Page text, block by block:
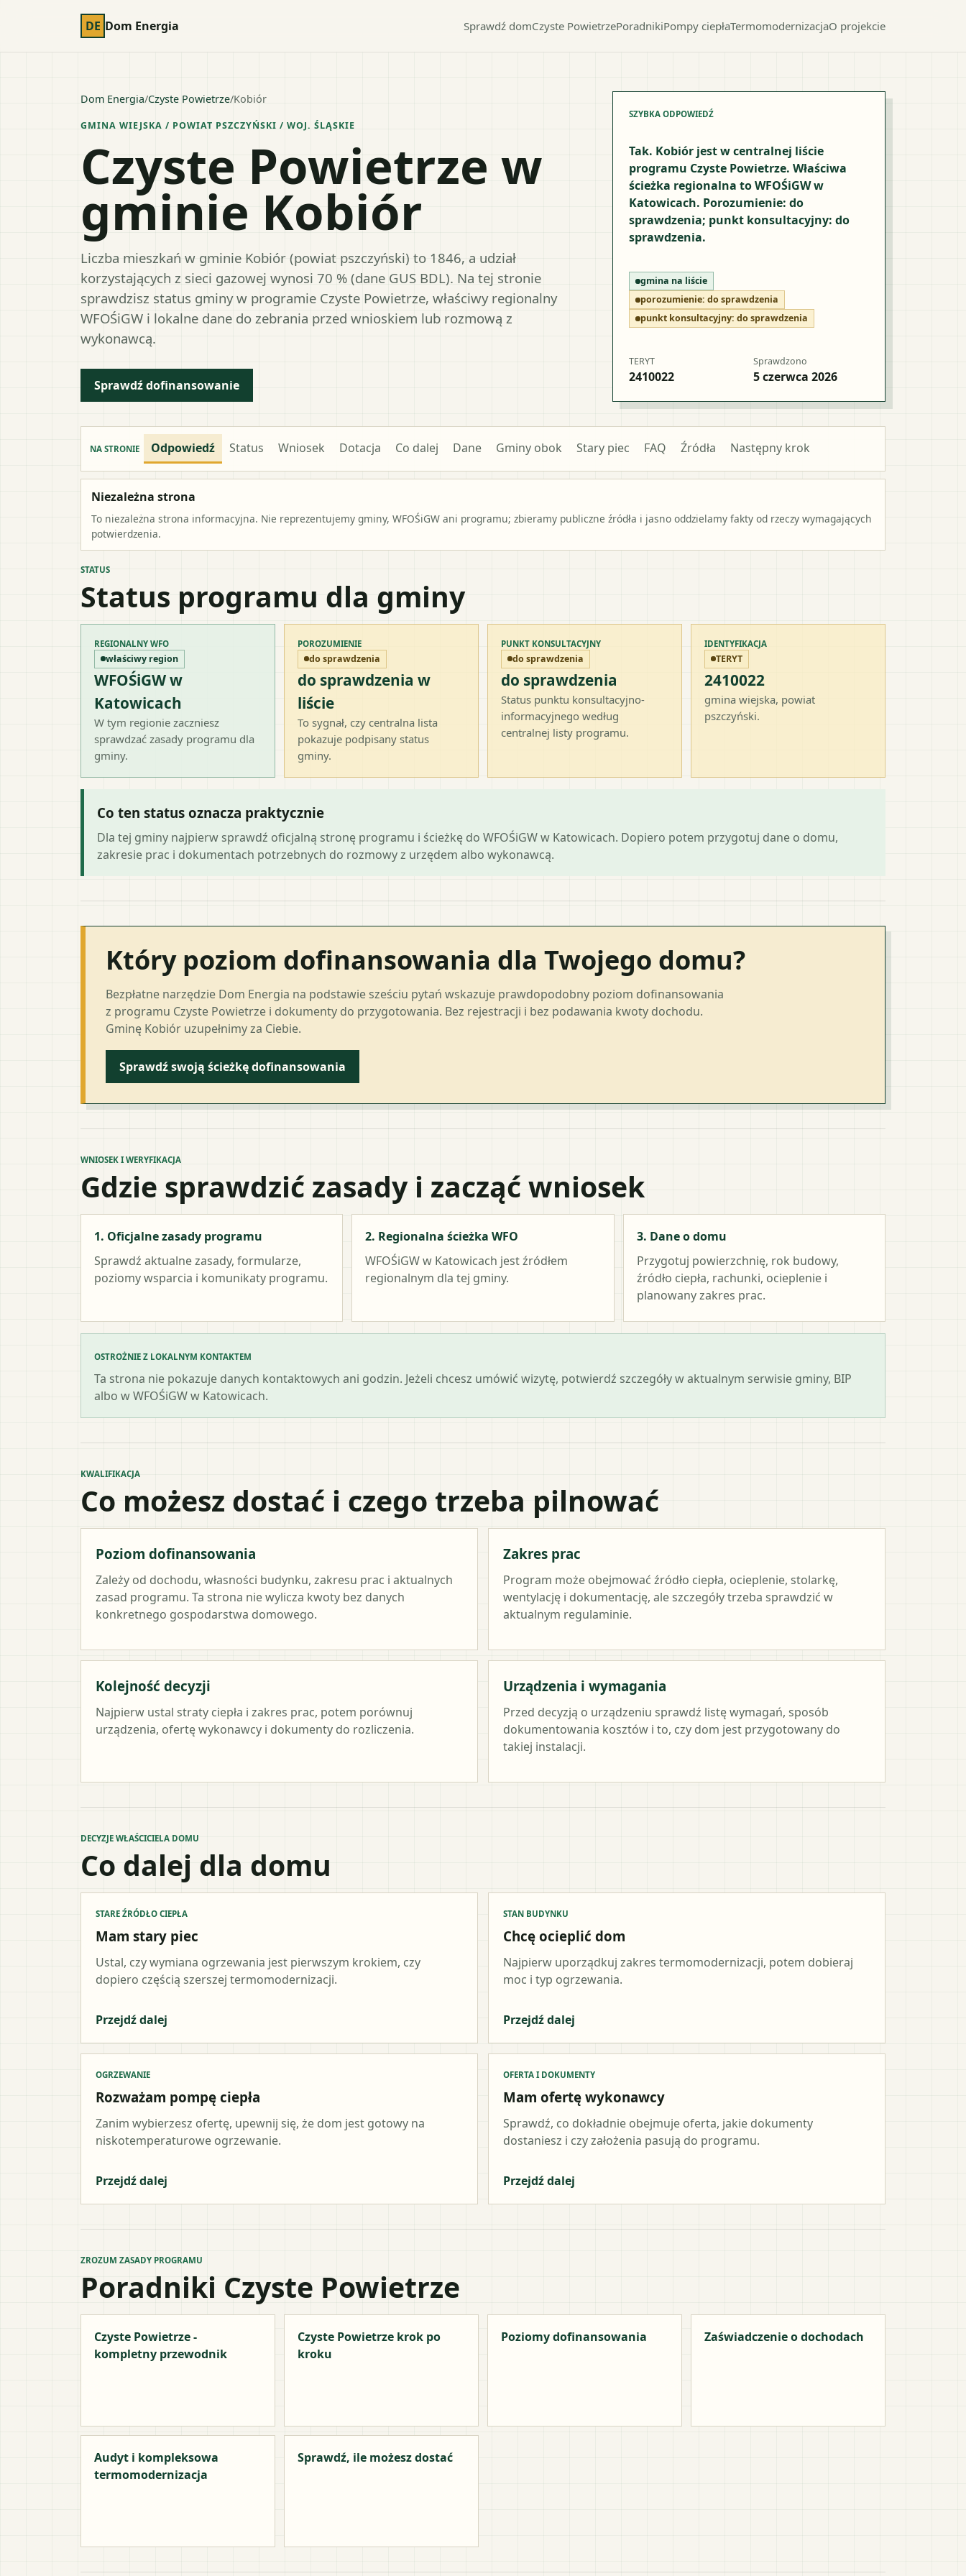
DE Dom Energia Sprawdź domCzyste PowietrzePoradnikiPompy ciepłaTermomodernizacjaO projekcie
Dom Energia/Czyste Powietrze/Kobiór
GMINA WIEJSKA / POWIAT PSZCZYŃSKI / WOJ. ŚLĄSKIE
Czyste Powietrze w
gminie Kobiór
Liczba mieszkań w gminie Kobiór (powiat pszczyński) to 1846, a udział
korzystających z sieci gazowej wynosi 70 % (dane GUS BDL). Na tej stronie
sprawdzisz status gminy w programie Czyste Powietrze, właściwy regionalny
WFOŚiGW i lokalne dane do zebrania przed wnioskiem lub rozmową z
wykonawcą.
Sprawdź dofinansowanie
SZYBKA ODPOWIEDŹ
Tak. Kobiór jest w centralnej liście
programu Czyste Powietrze. Właściwa
ścieżka regionalna to WFOŚiGW w
Katowicach. Porozumienie: do
sprawdzenia; punkt konsultacyjny: do
sprawdzenia.
gmina na liście
porozumienie: do sprawdzenia
punkt konsultacyjny: do sprawdzenia
TERYT
2410022
Sprawdzono
5 czerwca 2026
NA STRONIE Odpowiedź Status Wniosek Dotacja Co dalej Dane Gminy obok Stary piec FAQ Źródła Następny krok
Niezależna strona
To niezależna strona informacyjna. Nie reprezentujemy gminy, WFOŚiGW ani programu; zbieramy publiczne źródła i jasno oddzielamy fakty od rzeczy wymagających
potwierdzenia.
STATUS
Status programu dla gminy
REGIONALNY WFO
właściwy region
WFOŚiGW w
Katowicach
W tym regionie zaczniesz
sprawdzać zasady programu dla
gminy.
POROZUMIENIE
do sprawdzenia
do sprawdzenia w
liście
To sygnał, czy centralna lista
pokazuje podpisany status
gminy.
PUNKT KONSULTACYJNY
do sprawdzenia
do sprawdzenia
Status punktu konsultacyjno-
informacyjnego według
centralnej listy programu.
IDENTYFIKACJA
TERYT
2410022
gmina wiejska, powiat
pszczyński.
Co ten status oznacza praktycznie
Dla tej gminy najpierw sprawdź oficjalną stronę programu i ścieżkę do WFOŚiGW w Katowicach. Dopiero potem przygotuj dane o domu,
zakresie prac i dokumentach potrzebnych do rozmowy z urzędem albo wykonawcą.
Który poziom dofinansowania dla Twojego domu?
Bezpłatne narzędzie Dom Energia na podstawie sześciu pytań wskazuje prawdopodobny poziom dofinansowania
z programu Czyste Powietrze i dokumenty do przygotowania. Bez rejestracji i bez podawania kwoty dochodu.
Gminę Kobiór uzupełnimy za Ciebie.
Sprawdź swoją ścieżkę dofinansowania
WNIOSEK I WERYFIKACJA
Gdzie sprawdzić zasady i zacząć wniosek
1. Oficjalne zasady programu
Sprawdź aktualne zasady, formularze,
poziomy wsparcia i komunikaty programu.
2. Regionalna ścieżka WFO
WFOŚiGW w Katowicach jest źródłem
regionalnym dla tej gminy.
3. Dane o domu
Przygotuj powierzchnię, rok budowy,
źródło ciepła, rachunki, ocieplenie i
planowany zakres prac.
OSTROŻNIE Z LOKALNYM KONTAKTEM
Ta strona nie pokazuje danych kontaktowych ani godzin. Jeżeli chcesz umówić wizytę, potwierdź szczegóły w aktualnym serwisie gminy, BIP
albo w WFOŚiGW w Katowicach.
KWALIFIKACJA
Co możesz dostać i czego trzeba pilnować
Poziom dofinansowania
Zależy od dochodu, własności budynku, zakresu prac i aktualnych
zasad programu. Ta strona nie wylicza kwoty bez danych
konkretnego gospodarstwa domowego.
Zakres prac
Program może obejmować źródło ciepła, ocieplenie, stolarkę,
wentylację i dokumentację, ale szczegóły trzeba sprawdzić w
aktualnym regulaminie.
Kolejność decyzji
Najpierw ustal straty ciepła i zakres prac, potem porównuj
urządzenia, ofertę wykonawcy i dokumenty do rozliczenia.
Urządzenia i wymagania
Przed decyzją o urządzeniu sprawdź listę wymagań, sposób
dokumentowania kosztów i to, czy dom jest przygotowany do
takiej instalacji.
DECYZJE WŁAŚCICIELA DOMU
Co dalej dla domu
STARE ŹRÓDŁO CIEPŁA
Mam stary piec
Ustal, czy wymiana ogrzewania jest pierwszym krokiem, czy
dopiero częścią szerszej termomodernizacji.
Przejdź dalej
STAN BUDYNKU
Chcę ocieplić dom
Najpierw uporządkuj zakres termomodernizacji, potem dobieraj
moc i typ ogrzewania.
Przejdź dalej
OGRZEWANIE
Rozważam pompę ciepła
Zanim wybierzesz ofertę, upewnij się, że dom jest gotowy na
niskotemperaturowe ogrzewanie.
Przejdź dalej
OFERTA I DOKUMENTY
Mam ofertę wykonawcy
Sprawdź, co dokładnie obejmuje oferta, jakie dokumenty
dostaniesz i czy założenia pasują do programu.
Przejdź dalej
ZROZUM ZASADY PROGRAMU
Poradniki Czyste Powietrze
Czyste Powietrze -
kompletny przewodnik
Czyste Powietrze krok po
kroku
Poziomy dofinansowania Zaświadczenie o dochodach
Audyt i kompleksowa
termomodernizacja
Sprawdź, ile możesz dostać